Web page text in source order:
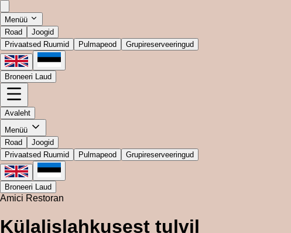
Menüü
Road
Joogid
Privaatsed Ruumid
Pulmapeod Grupireserveeringud
Broneeri Laud
Avaleht
Menüü
Road
Joogid
Privaatsed Ruumid
Pulmapeod Grupireserveeringud
Broneeri Laud
Amici Restoran
Külalislahkusest tulvil